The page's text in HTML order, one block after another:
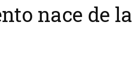
nace de la